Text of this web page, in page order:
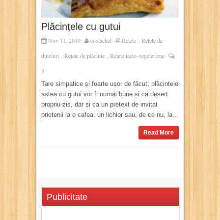
Plăcințele cu gutui
Nov 11, 2010 costachel Rețete , Rețete de
dulciuri , Rețete de plăcinte , Rețete lacto-vegetariene
3
Tare simpatice și foarte ușor de făcut, plăcintele
astea cu gutui vor fi numai bune și ca desert
propriu-zis, dar și ca un pretext de invitat
prietenii la o cafea, un lichior sau, de ce nu, la...
Read More
Publicitate